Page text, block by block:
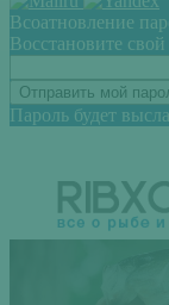
Всоатновление
Восстановите
Пароль будет